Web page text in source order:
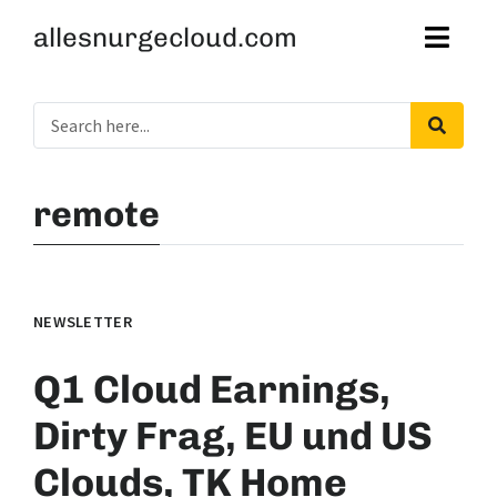
allesnurgecloud.com
remote
NEWSLETTER
Q1 Cloud Earnings,
Dirty Frag, EU und US
Clouds, TK Home